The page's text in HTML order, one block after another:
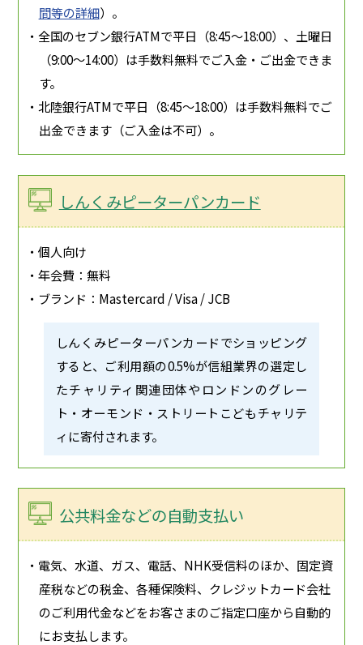
間等の詳細）。
・全国のセブン銀行ATMで平日（8:45〜18:00）、土曜日
（9:00〜14:00）は手数料無料でご入金・ご出金できま
す。
・北陸銀行ATMで平日（8:45〜18:00）は手数料無料でご
出金できます（ご入金は不可）。
しんくみピーターパンカード
・個人向け
・年会費：無料
・ブランド：Mastercard / Visa / JCB
しんくみピーターパンカードでショッピング
すると、ご利用額の0.5%が信組業界の選定し
たチャリティ関連団体やロンドンのグレー
ト・オーモンド・ストリートこどもチャリテ
ィに寄付されます。
公共料金などの自動支払い
・電気、水道、ガス、電話、NHK受信料のほか、固定資
産税などの税金、各種保険料、クレジットカード会社
のご利用代金などをお客さまのご指定口座から自動的
にお支払します。